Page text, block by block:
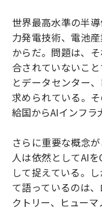
世界最高水準の半
力発電技術、電池
からだ。問題は、
合されていないこ
とデータセンター
求められている。
給国からAIインフラ
さらに重要な概念
人は依然としてAI
して捉えている。
て語っているのは
クトリー、ヒューマ